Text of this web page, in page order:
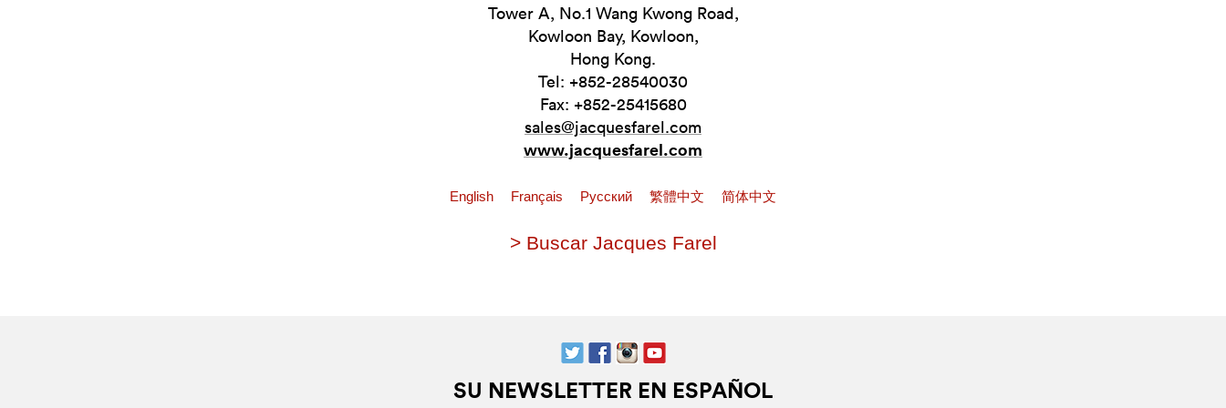
Tower A, No.1 Wang Kwong Road,
Kowloon Bay, Kowloon,
Hong Kong.
Tel: +852-28540030
Fax: +852-25415680
sales@jacquesfarel.com
www.jacquesfarel.com
English Français Pусский 繁體中文 简体中文
> Buscar Jacques Farel
SU NEWSLETTER EN ESPAÑOL